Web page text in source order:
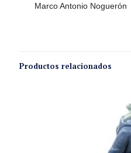
Marco Antonio Noguerón
Productos relacionados